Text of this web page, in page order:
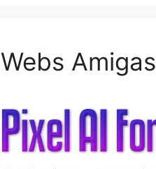
Webs Amigas